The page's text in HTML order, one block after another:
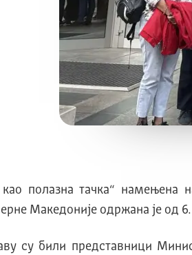
полазна тачка“ намењена
Македоније одржана је од
су били представници